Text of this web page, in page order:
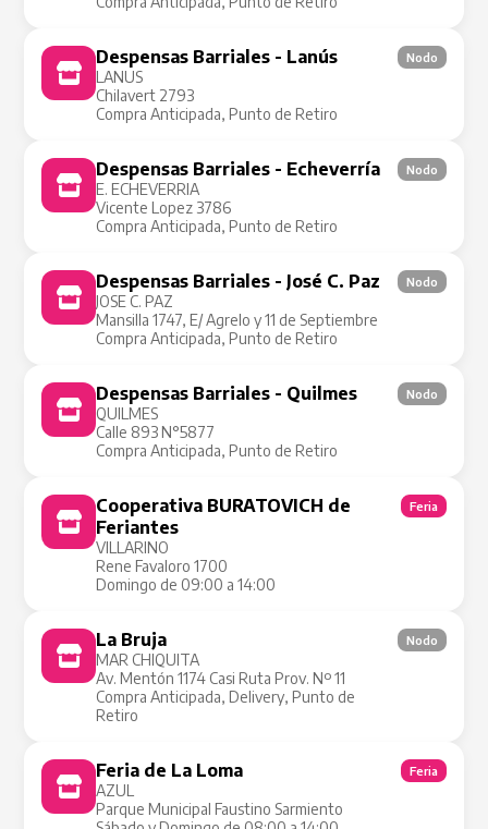
Despensas Barriales - Lanús
LANUS
Chilavert 2793
Compra Anticipada, Punto de Retiro
Nodo
Despensas Barriales - Echeverría
E. ECHEVERRIA
Vicente Lopez 3786
Compra Anticipada, Punto de Retiro
Nodo
Despensas Barriales - José C. Paz
JOSE C. PAZ
Mansilla 1747, E/ Agrelo y 11 de Septiembre
Compra Anticipada, Punto de Retiro
Nodo
Despensas Barriales - Quilmes
QUILMES
Calle 893 N°5877
Compra Anticipada, Punto de Retiro
Nodo
Cooperativa BURATOVICH de
Feriantes
VILLARINO
Rene Favaloro 1700
Domingo de 09:00 a 14:00
Feria
La Bruja
MAR CHIQUITA
Av. Mentón 1174 Casi Ruta Prov. Nº 11
Compra Anticipada, Delivery, Punto de
Retiro
Nodo
Feria de La Loma
AZUL
Parque Municipal Faustino Sarmiento
Feria